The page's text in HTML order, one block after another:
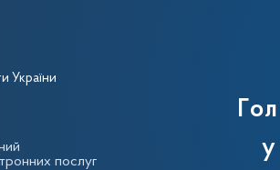
Державної
України
послуг